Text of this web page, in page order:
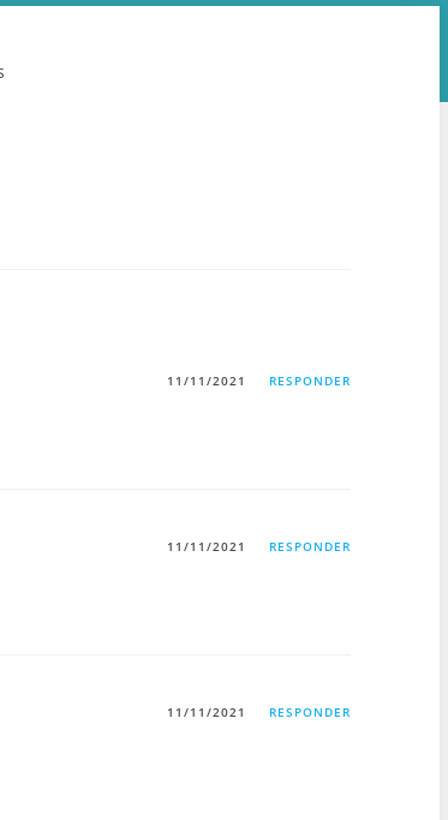
11/11/2021 RESPONDER
11/11/2021 RESPONDER
11/11/2021 RESPONDER